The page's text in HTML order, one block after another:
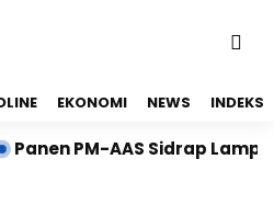
EKONOMI NEWS INDEKS
PM-AAS Sidrap Lampaui